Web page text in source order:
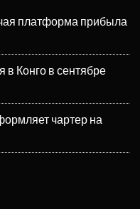
платформа прибыла
в Конго в сентябре
чартер на